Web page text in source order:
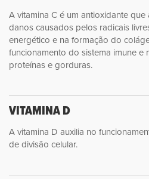
A vitamina C é um antioxidante
danos causados pelos radicais
energético e na formação do
funcionamento do sistema imune e
proteínas e gorduras.
VITAMINA D
A vitamina D auxilia no
de divisão celular.